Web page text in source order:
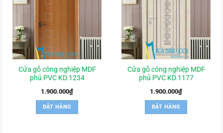
Cửa gỗ công nghiệp MDF
phủ PVC KD.1234
1.900.000₫
ĐẶT HÀNG
Cửa gỗ công nghiệp MDF
phủ PVC KD.1177
1.900.000₫
ĐẶT HÀNG